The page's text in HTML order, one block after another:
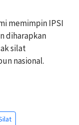
memimpin IPSI
diharapkan
silat
nasional.